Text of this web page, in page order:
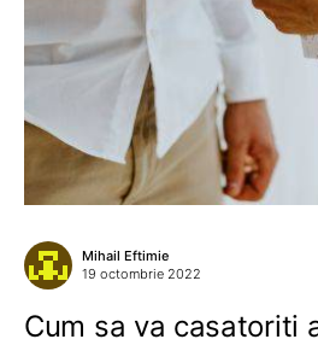
Mihail Eftimie
19 octombrie 2022
Cum sa va casatoriti